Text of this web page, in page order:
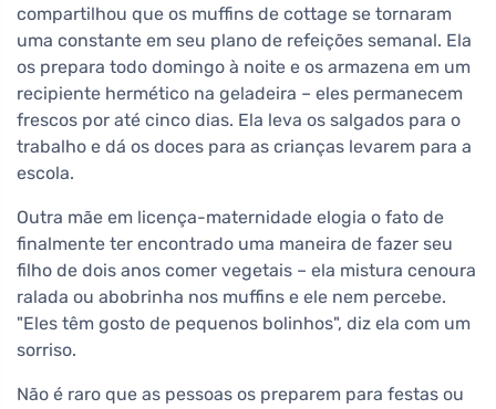
compartilhou que os muffins de cottage se tornaram
uma constante em seu plano de refeições semanal. Ela
os prepara todo domingo à noite e os armazena em um
recipiente hermético na geladeira – eles permanecem
frescos por até cinco dias. Ela leva os salgados para o
trabalho e dá os doces para as crianças levarem para a
escola.
Outra mãe em licença-maternidade elogia o fato de
finalmente ter encontrado uma maneira de fazer seu
filho de dois anos comer vegetais – ela mistura cenoura
ralada ou abobrinha nos muffins e ele nem percebe.
"Eles têm gosto de pequenos bolinhos", diz ela com um
sorriso.
Não é raro que as pessoas os preparem para festas ou